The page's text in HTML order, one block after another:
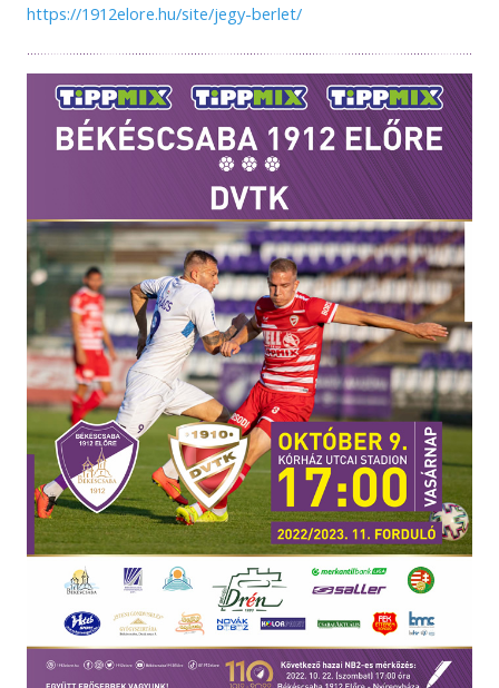
https://1912elore.hu/site/jegy-berlet/